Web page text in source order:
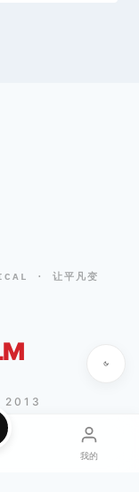
· 让平凡变
2013
我的